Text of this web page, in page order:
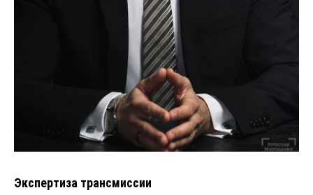
Экспертиза трансмиссии